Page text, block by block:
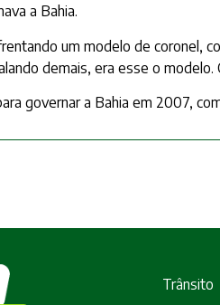
a Bahia.
um modelo de coronel,
demais, era esse o modelo.
governar a Bahia em 2007,
Trânsito